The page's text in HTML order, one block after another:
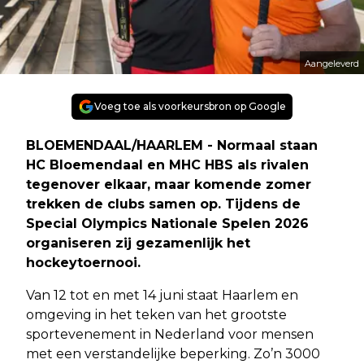
Aangeleverd
Voeg toe als voorkeursbron op Google
BLOEMENDAAL/HAARLEM - Normaal staan
HC Bloemendaal en MHC HBS als rivalen
tegenover elkaar, maar komende zomer
trekken de clubs samen op. Tijdens de
Special Olympics Nationale Spelen 2026
organiseren zij gezamenlijk het
hockeytoernooi.
Van 12 tot en met 14 juni staat Haarlem en
omgeving in het teken van het grootste
sportevenement in Nederland voor mensen
met een verstandelijke beperking. Zo’n 3000